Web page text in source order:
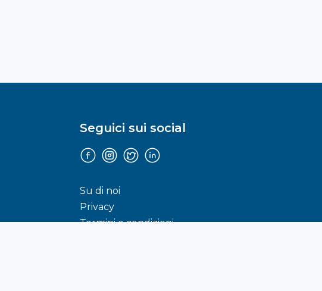
Seguici sui social
FacebookInstagram
Twitter
Su di noi
Privacy
Termini e condizioni